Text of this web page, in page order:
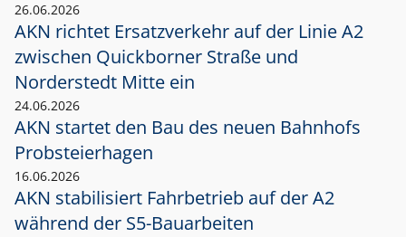
26.06.2026
AKN richtet Ersatzverkehr auf der Linie A2
zwischen Quickborner Straße und
Norderstedt Mitte ein
24.06.2026
AKN startet den Bau des neuen Bahnhofs
Probsteierhagen
16.06.2026
AKN stabilisiert Fahrbetrieb auf der A2
während der S5-Bauarbeiten